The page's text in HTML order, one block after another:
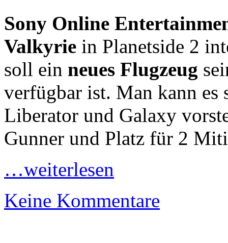
Sony Online
Valkyrie in Planetside 2
soll ein neues Flugzeug
verfügbar ist. Man kann es
Liberator und Galaxy
Gunner und Platz für 2
…weiterlesen
Keine Kommentare